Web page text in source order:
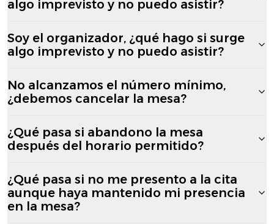
algo imprevisto y no puedo asistir?
Soy el organizador, ¿qué hago si surge
algo imprevisto y no puedo asistir?
No alcanzamos el número mínimo,
¿debemos cancelar la mesa?
¿Qué pasa si abandono la mesa
después del horario permitido?
¿Qué pasa si no me presento a la cita
aunque haya mantenido mi presencia
en la mesa?